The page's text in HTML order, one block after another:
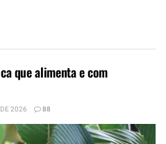
que alimenta e com
2026 88